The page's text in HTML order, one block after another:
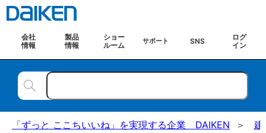
会社
情報
製品
情報
ショー
ルーム
サポート SNS
ログ
イン
「ずっと ここちいいね」を実現する企業 DAIKEN 建